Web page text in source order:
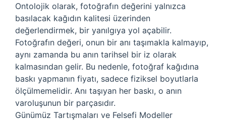
Ontolojik olarak, fotoğrafın değerini yalnızca
basılacak kağıdın kalitesi üzerinden
değerlendirmek, bir yanılgıya yol açabilir.
Fotoğrafın değeri, onun bir anı taşımakla kalmayıp,
aynı zamanda bu anın tarihsel bir iz olarak
kalmasından gelir. Bu nedenle, fotoğraf kağıdına
baskı yapmanın fiyatı, sadece fiziksel boyutlarla
ölçülmemelidir. Anı taşıyan her baskı, o anın
varoluşunun bir parçasıdır.
Günümüz Tartışmaları ve Felsefi Modeller